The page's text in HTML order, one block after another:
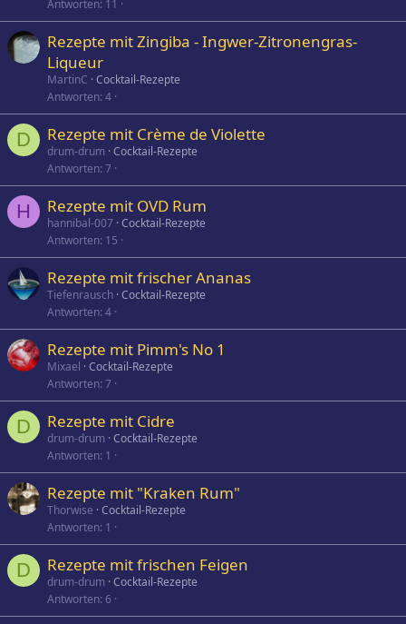
Antworten 11
Rezepte mit Zingiba - Ingwer-Zitronengras-
Liqueur
MartinC Cocktail-Rezepte
Antworten 4
D Rezepte mit Crème de Violette
drum-drum Cocktail-Rezepte
Antworten 7
H Rezepte mit OVD Rum
hannibal-007 Cocktail-Rezepte
Antworten 15
Rezepte mit frischer Ananas
Tiefenrausch Cocktail-Rezepte
Antworten 4
Rezepte mit Pimm's No 1
Mixael Cocktail-Rezepte
Antworten 7
D Rezepte mit Cidre
drum-drum Cocktail-Rezepte
Antworten 1
Rezepte mit "Kraken Rum"
Thorwise Cocktail-Rezepte
Antworten 1
D Rezepte mit frischen Feigen
drum-drum Cocktail-Rezepte
Antworten 6